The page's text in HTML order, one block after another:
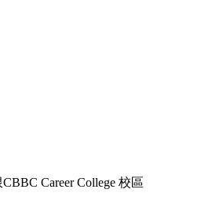
Career College 校區